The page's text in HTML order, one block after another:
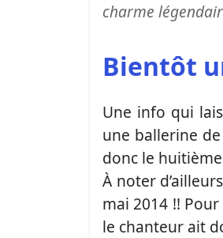
charme
Bientôt
Une info qui
une ballerine
donc le
À noter
mai 2014 !!
le chanteur ait